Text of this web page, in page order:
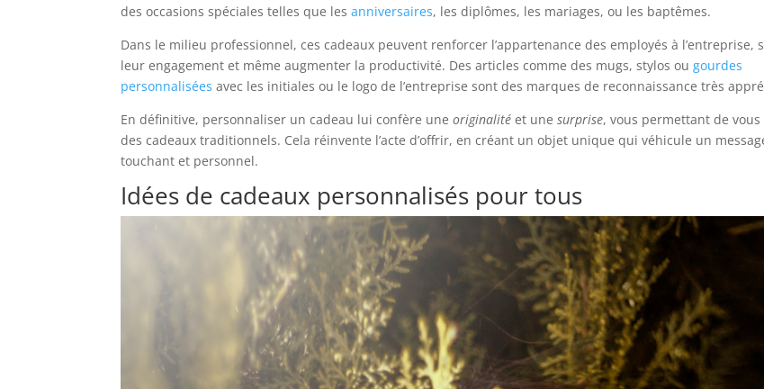
des occasions spéciales telles que lesanniversaires, les diplômes, les mariages, ou les baptêmes.
Dans le milieu professionnel, ces cadeaux peuvent renforcer l’appartenance des employés à l’entreprise,
leur engagement et même augmenter la productivité. Des articles comme des mugs, stylos ougourdes
personnalisées avec les initiales ou le logo de l’entreprise sont des marques de reconnaissance très
En définitive, personnaliser un cadeau lui confère uneoriginalité et unesurprise, vous permettant de
des cadeaux traditionnels. Cela réinvente l’acte d’offrir, en créant un objet unique qui véhicule un
touchant et personnel.
Idées de cadeaux personnalisés pour tous